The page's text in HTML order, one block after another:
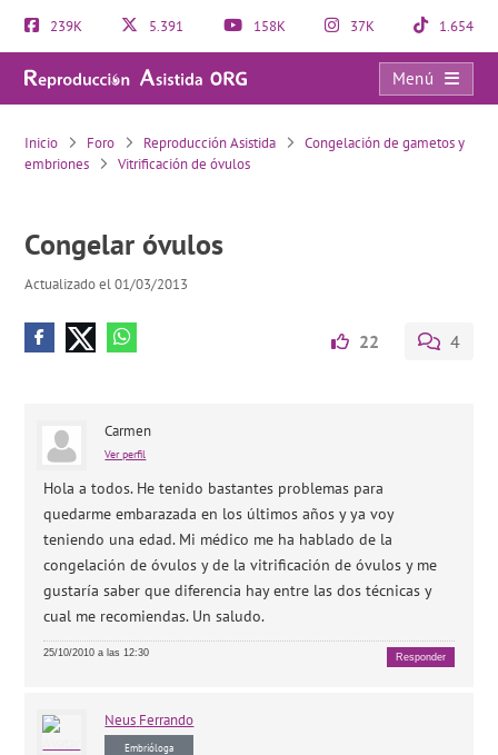
239K 5.391 158K 37K 1.654
Menú
Congelar óvulos
Inicio Foro Reproducción Asistida
Congelación de gametos y
embriones
Vitrificación de óvulos
Congelar óvulos
Actualizado el 01/03/2013
22 4
Carmen
Ver perfil
Hola a todos. He tenido bastantes problemas para
quedarme embarazada en los últimos años y ya voy
teniendo una edad. Mi médico me ha hablado de la
congelación de óvulos y de la vitrificación de óvulos y me
gustaría saber que diferencia hay entre las dos técnicas y
cual me recomiendas. Un saludo.
25/10/2010 a las 12:30 Responder
Neus Ferrando
Embrióloga